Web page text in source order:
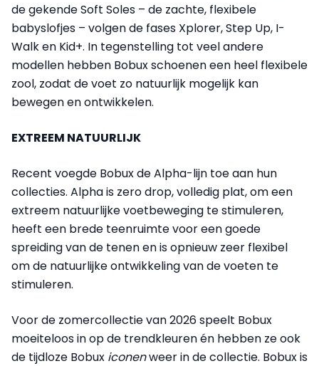
de gekende Soft Soles – de zachte, flexibele
babyslofjes – volgen de fases Xplorer, Step Up, I-
Walk en Kid+. In tegenstelling tot veel andere
modellen hebben Bobux schoenen een heel flexibele
zool, zodat de voet zo natuurlijk mogelijk kan
bewegen en ontwikkelen.
EXTREEM NATUURLIJK
Recent voegde Bobux de Alpha-lijn toe aan hun
collecties. Alpha is zero drop, volledig plat, om een
extreem natuurlijke voetbeweging te stimuleren,
heeft een brede teenruimte voor een goede
spreiding van de tenen en is opnieuw zeer flexibel
om de natuurlijke ontwikkeling van de voeten te
stimuleren.
Voor de zomercollectie van 2026 speelt Bobux
moeiteloos in op de trendkleuren én hebben ze ook
de tijdloze Bobux iconenweer in de collectie. Bobux is